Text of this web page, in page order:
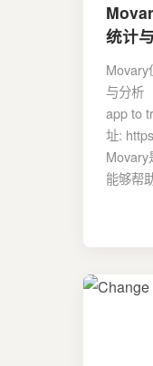
统计
Movary
与分析
app to
址:
Movary
能够帮